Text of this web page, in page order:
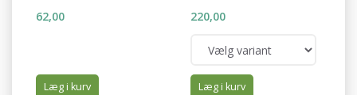
62,00
Læg i kurv
220,00
Læg i kurv